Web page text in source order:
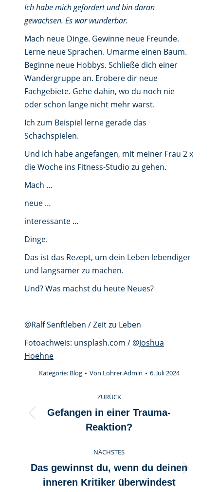
Ich habe mich gefordert und bin daran
gewachsen. Es war wunderbar.
Mach neue Dinge. Gewinne neue Freunde.
Lerne neue Sprachen. Umarme einen Baum.
Beginne neue Hobbys. Schließe dich einer
Wandergruppe an. Erobere dir neue
Fachgebiete. Gehe dahin, wo du noch nie
oder schon lange nicht mehr warst.
Ich zum Beispiel lerne gerade das
Schachspielen.
Und ich habe angefangen, mit meiner Frau 2 x
die Woche ins Fitness-Studio zu gehen.
Mach …
neue …
interessante …
Dinge.
Das ist das Rezept, um dein Leben lebendiger
und langsamer zu machen.
Und? Was machst du heute Neues?
@Ralf Senftleben / Zeit zu Leben
Fotoachweis: unsplash.com / @Joshua
Hoehne
Kategorie: Blog Von Lohrer.Admin 6. Juli 2024
ZURÜCK
Vorheriger
Beitrag:
Gefangen in einer Trauma-
Reaktion?
NÄCHSTES
Nächster
Beitrag:
Das gewinnst du, wenn du deinen
inneren Kritiker überwindest